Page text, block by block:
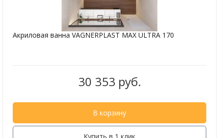
Акриловая ванна VAGNERPLAST MAX ULTRA 170
30 353 руб.
В корзину